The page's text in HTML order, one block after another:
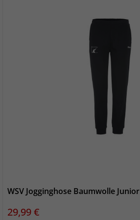
WSV Jogginghose Baumwolle Junior
Preis
29,99 €